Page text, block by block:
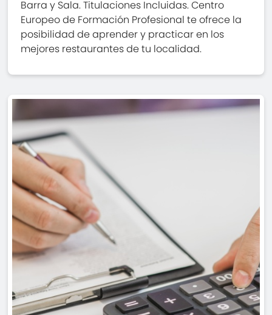
Barra y Sala. Titulaciones Incluidas. Centro
Europeo de Formación Profesional te ofrece la
posibilidad de aprender y practicar en los
mejores restaurantes de tu localidad.